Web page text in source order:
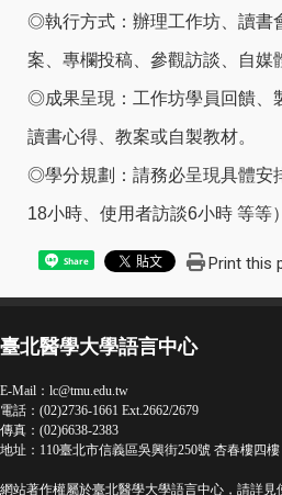
◎執行方式：辦理工作坊、讀書
案、專欄投稿、參觀訪談、自媒
◎成果呈現：工作坊學員回饋、
讀書心得、教案或自製教材。
◎學分規劃：請務必呈現具體安
18小時、使用者訪談6小時 等等）
Share Print this
臺北醫學大學語言中心
E-Mail： lc@tmu.edu.tw
電話：(02)2736-1661 Ext.2662/2679
傳真：(02)6638-2383
地址：110臺北市信義區吳興街250號 杏春樓四
網站著作權屬於臺北醫學大學語言中心，請詳見